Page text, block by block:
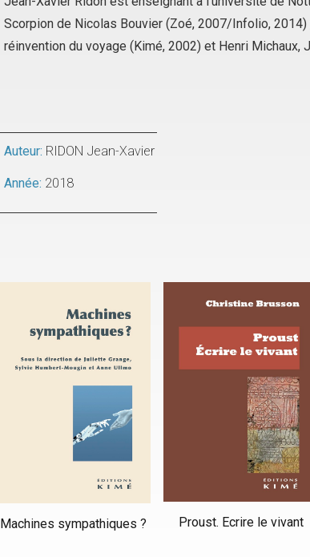
Scorpion de Nicolas Bouvier (Zoé, 2007/Infolio, 2014)
réinvention du voyage (Kimé, 2002) et Henri Michaux,
Auteur: RIDON Jean-Xavier
Année: 2018
Machines sympathiques ? Proust. Ecrire le vivant